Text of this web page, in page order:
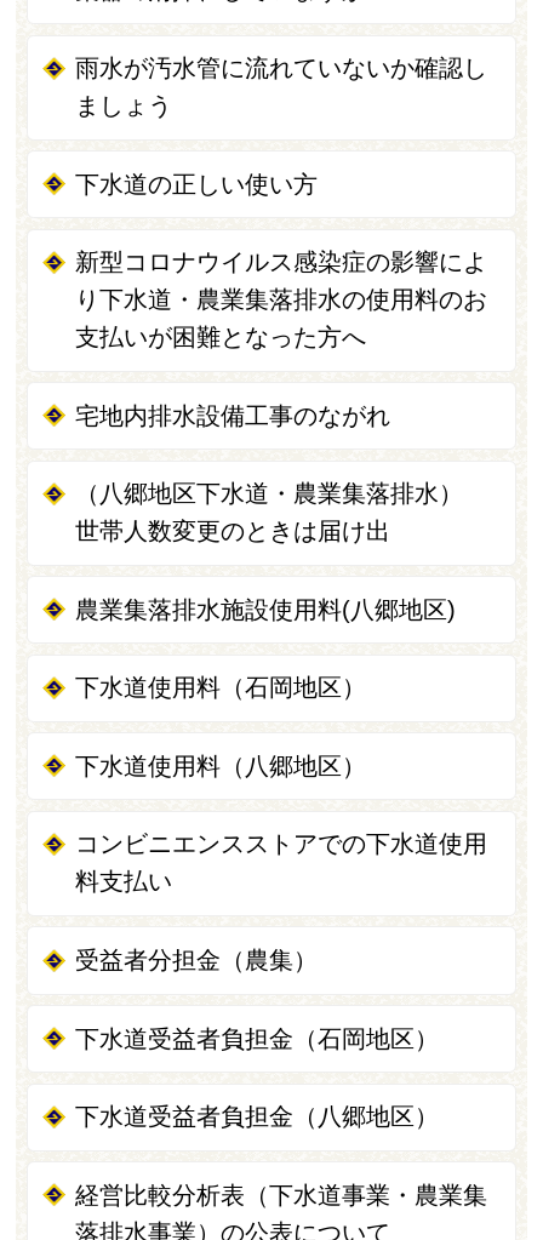
雨水が汚水管に流れていないか確認し
ましょう
下水道の正しい使い方
新型コロナウイルス感染症の影響によ
り下水道・農業集落排水の使用料のお
支払いが困難となった方へ
宅地内排水設備工事のながれ
（八郷地区下水道・農業集落排水）
世帯人数変更のときは届け出
農業集落排水施設使用料(八郷地区)
下水道使用料（石岡地区）
下水道使用料（八郷地区）
コンビニエンスストアでの下水道使用
料支払い
受益者分担金（農集）
下水道受益者負担金（石岡地区）
下水道受益者負担金（八郷地区）
経営比較分析表（下水道事業・農業集
落排水事業）の公表について